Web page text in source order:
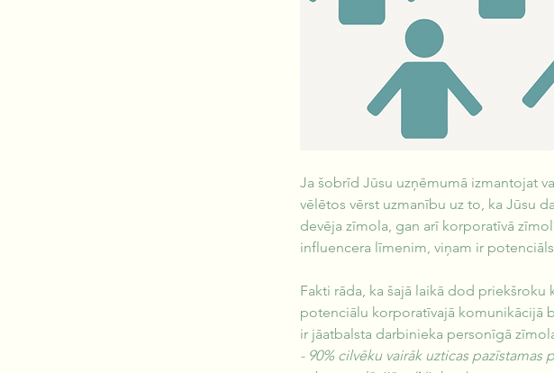
Ja šobrīd Jūsu uzņēmumā izmantojat
vēlētos vērst uzmanību uz to, ka Jūsu
devēja zīmola, gan arī korporatīvā
influencera līmenim, viņam ir
Fakti rāda, ka šajā laikā dod
potenciālu korporatīvajā komunikācijā
ir jāatbalsta darbinieka personīgā
- 90% cilvēku vairāk uzticas